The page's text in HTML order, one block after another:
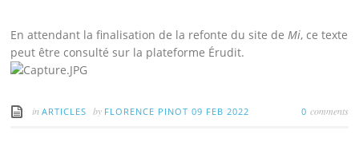
En attendant la finalisation de la refonte du site deMi, ce texte
peut être consulté sur la plateforme Érudit.
inARTICLES by FLORENCE PINOT09 FEB 2022 0 comments